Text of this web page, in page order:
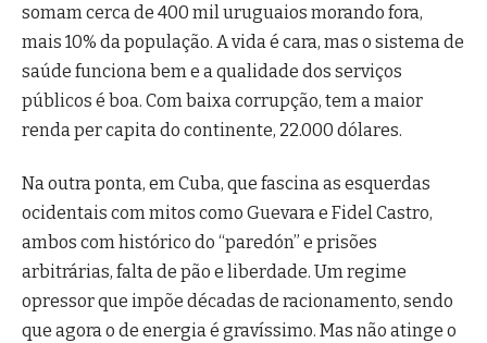
somam cerca de 400 mil uruguaios morando fora,
mais 10% da população. A vida é cara, mas o sistema de
saúde funciona bem e a qualidade dos serviços
públicos é boa. Com baixa corrupção, tem a maior
renda per capita do continente, 22.000 dólares.
Na outra ponta, em Cuba, que fascina as esquerdas
ocidentais com mitos como Guevara e Fidel Castro,
ambos com histórico do “paredón” e prisões
arbitrárias, falta de pão e liberdade. Um regime
opressor que impõe décadas de racionamento, sendo
que agora o de energia é gravíssimo. Mas não atinge o